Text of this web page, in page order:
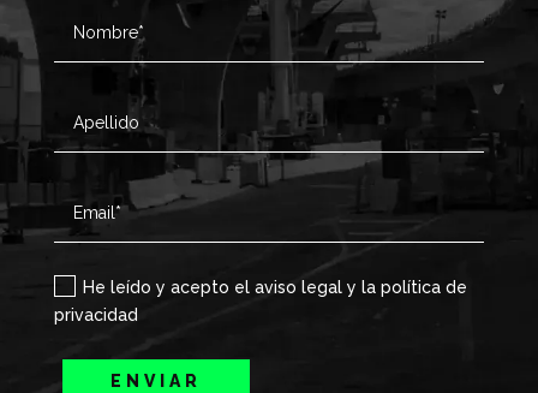
He leído y acepto el aviso legal y la política de
privacidad
ENVIAR